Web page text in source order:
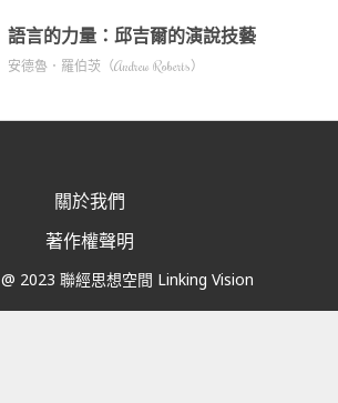
語言的力量：邱吉爾的演說技藝
安德魯．羅伯茨（Andrew Roberts）
關於我們
著作權聲明
@ 2023 聯經思想空間 Linking Vision